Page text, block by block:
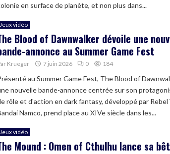
en surface de planète, et non plus dans...
Jeux vidéo
Blood of Dawnwalker dévoile une
annonce au Summer Game Fest
Krueger 7 juin 2026 0 184
au Summer Game Fest, The Blood of
nouvelle bande-annonce centrée sur son
rôle et d'action en dark fantasy, développé par Rebel
Namco, prend place au XIVe siècle dans les...
Jeux vidéo
Mound : Omen of Cthulhu lance sa